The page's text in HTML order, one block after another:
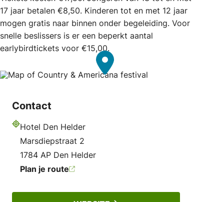
17 jaar betalen €8,50. Kinderen tot en met 12 jaar
mogen gratis naar binnen onder begeleiding. Voor
snelle beslissers is er een beperkt aantal
earlybirdtickets voor €15,00.
Contact
Hotel Den Helder
Marsdiepstraat 2
1784 AP Den Helder
Plan je route